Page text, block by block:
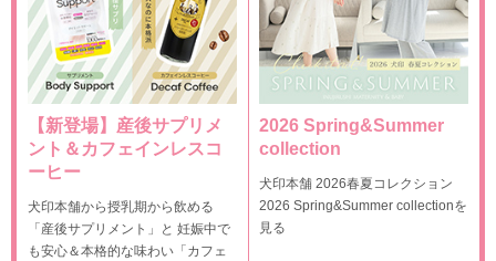
【新登場】産後サプリメ
ント＆カフェインレスコ
ーヒー
犬印本舗から授乳期から飲める
「産後サプリメント」と 妊娠中で
も安心＆本格的な味わい「カフェ
2026 Spring&Summer
collection
犬印本舗 2026春夏コレクション
2026 Spring&Summer collectionを
見る